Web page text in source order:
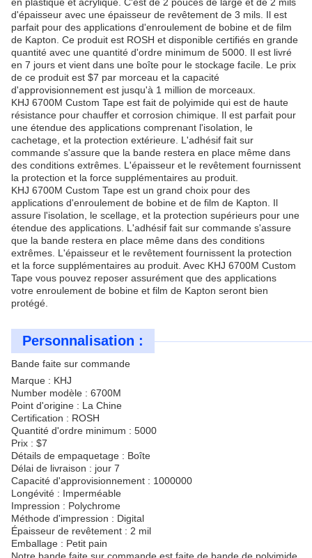
d'épaisseur avec une épaisseur de revêtement de 3 mils. Il est
parfait pour des applications d'enroulement de bobine et de film
de Kapton. Ce produit est ROSH et disponible certifiés en grande
quantité avec une quantité d'ordre minimum de 5000. Il est livré
en 7 jours et vient dans une boîte pour le stockage facile. Le prix
de ce produit est $7 par morceau et la capacité
d'approvisionnement est jusqu'à 1 million de morceaux.
KHJ 6700M Custom Tape est fait de polyimide qui est de haute
résistance pour chauffer et corrosion chimique. Il est parfait pour
une étendue des applications comprenant l'isolation, le
cachetage, et la protection extérieure. L'adhésif fait sur
commande s'assure que la bande restera en place même dans
des conditions extrêmes. L'épaisseur et le revêtement fournissent
la protection et la force supplémentaires au produit.
KHJ 6700M Custom Tape est un grand choix pour des
applications d'enroulement de bobine et de film de Kapton. Il
assure l'isolation, le scellage, et la protection supérieurs pour une
étendue des applications. L'adhésif fait sur commande s'assure
que la bande restera en place même dans des conditions
extrêmes. L'épaisseur et le revêtement fournissent la protection
et la force supplémentaires au produit. Avec KHJ 6700M Custom
Tape vous pouvez reposer assurément que des applications
votre enroulement de bobine et film de Kapton seront bien
protégé.
Personnalisation :
Bande faite sur commande
Marque : KHJ
Number modèle : 6700M
Point d'origine : La Chine
Certification : ROSH
Quantité d'ordre minimum : 5000
Prix : $7
Détails de empaquetage : Boîte
Délai de livraison : jour 7
Capacité d'approvisionnement : 1000000
Longévité : Imperméable
Impression : Polychrome
Méthode d'impression : Digital
Épaisseur de revêtement : 2 mil
Emballage : Petit pain